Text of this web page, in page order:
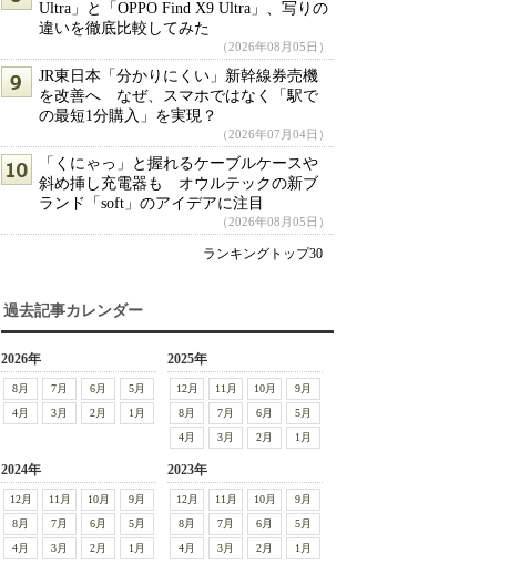
Ultra」と「OPPO Find X9 Ultra」、写りの
違いを徹底比較してみた
（2026年08月05日）
JR東日本「分かりにくい」新幹線券売機
を改善へ なぜ、スマホではなく「駅で
の最短1分購入」を実現？
（2026年07月04日）
「くにゃっ」と握れるケーブルケースや
斜め挿し充電器も オウルテックの新ブ
ランド「soft」のアイデアに注目
（2026年08月05日）
ランキングトップ30
過去記事カレンダー
2026年
8月 7月 6月
5月
4月
3月 2月 1月
2025年
12月 11月 10月
9月
8月
7月 6月
5月
4月
3月 2月 1月
2024年
12月 11月 10月
9月
8月
7月 6月
5月
4月
3月 2月 1月
2023年
12月 11月 10月
9月
8月
7月 6月
5月
4月
3月 2月 1月